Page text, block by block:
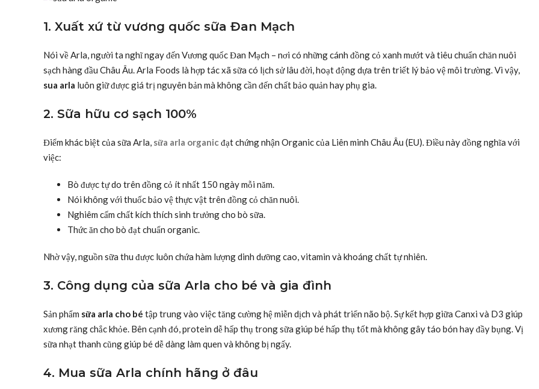
1. Xuất xứ từ vương quốc sữa Đan Mạch
Nói về Arla, người ta nghĩ ngay đến Vương quốc Đan Mạch – nơi có những cánh đồng cỏ xanh mướt và tiêu chuẩn chăn nuôi
sạch hàng đầu Châu Âu. Arla Foods là hợp tác xã sữa có lịch sử lâu đời, hoạt động dựa trên triết lý bảo vệ môi trường. Vì vậy,
sua arla luôn giữ được giá trị nguyên bản mà không cần đến chất bảo quản hay phụ gia.
2. Sữa hữu cơ sạch 100%
Điểm khác biệt của sữa Arla, sữa arla organicđạt chứng nhận Organic của Liên minh Châu Âu (EU). Điều này đồng nghĩa với
việc:
Bò được tự do trên đồng cỏ ít nhất 150 ngày mỗi năm.
Nói không với thuốc bảo vệ thực vật trên đồng cỏ chăn nuôi.
Nghiêm cấm chất kích thích sinh trưởng cho bò sữa.
Thức ăn cho bò đạt chuẩn organic.
Nhờ vậy, nguồn sữa thu được luôn chứa hàm lượng dinh dưỡng cao, vitamin và khoáng chất tự nhiên.
3. Công dụng của sữa Arla cho bé và gia đình
Sản phẩm sữa arla cho bé tập trung vào việc tăng cường hệ miễn dịch và phát triển não bộ. Sự kết hợp giữa Canxi và D3 giúp
xương răng chắc khỏe. Bên cạnh đó, protein dễ hấp thụ trong sữa giúp bé hấp thụ tốt mà không gây táo bón hay đầy bụng. Vị
sữa nhạt thanh cũng giúp bé dễ dàng làm quen và không bị ngấy.
4. Mua sữa Arla chính hãng ở đâu